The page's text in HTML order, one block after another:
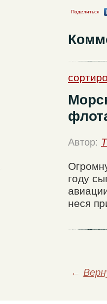
Поделиться
Автор:
году
неся
←